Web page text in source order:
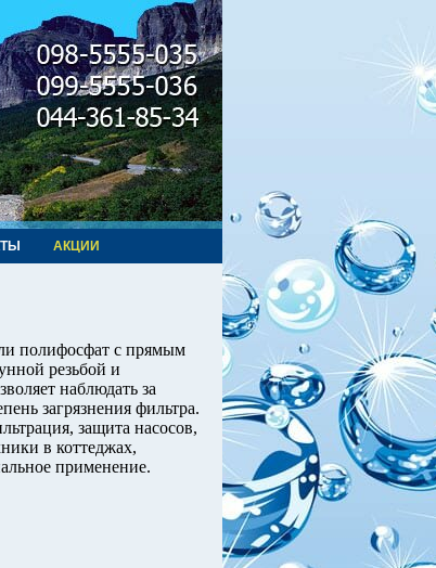
АКЦИИ
полифосфат с прямым
резьбой и
наблюдать за
загрязнения фильтра.
защита насосов,
в коттеджах,
применение.